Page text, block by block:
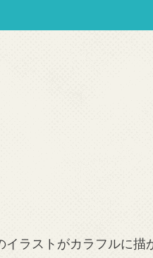
ラストがカラフルに描